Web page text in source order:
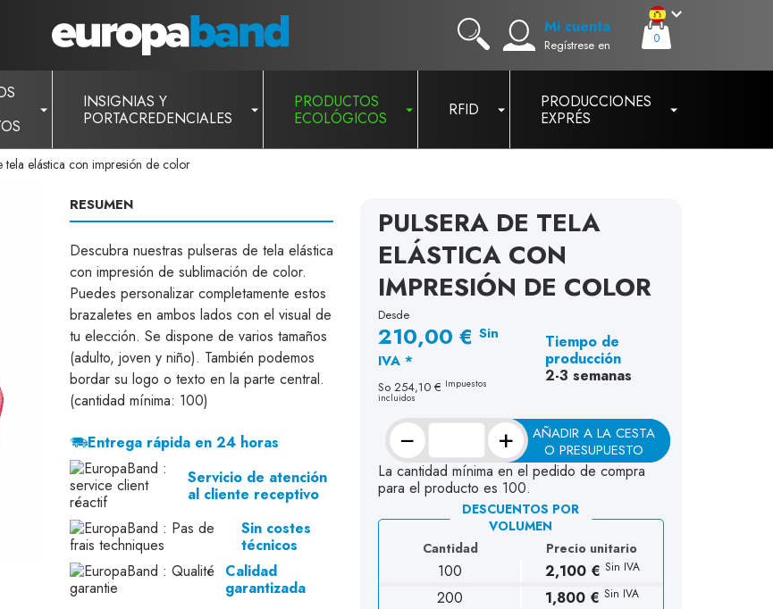
Mi cuenta
Regístrese en 0
INSIGNIAS Y
PORTACREDENCIALES
PRODUCTOS
ECOLÓGICOS
RFID
PRODUCCIONES
EXPRÉS
tela elástica con impresión de color
RESUMEN
Descubra nuestras pulseras de tela elástica
con impresión de sublimación de color.
Puedes personalizar completamente estos
brazaletes en ambos lados con el visual de
tu elección. Se dispone de varios tamaños
(adulto, joven y niño). También podemos
bordar su logo o texto en la parte central.
(cantidad mínima: 100)
Entrega rápida en 24 horas
Servicio de atención
al cliente receptivo
Sin costes
técnicos
Calidad
garantizada
PULSERA DE TELA
ELÁSTICA CON
IMPRESIÓN DE COLOR
Desde
210,00 € Sin
IVA *
So 254,10 € Impuestos
incluidos
Tiempo de
producción
2-3 semanas
− +
AÑADIR A LA CESTA
O PRESUPUESTO
La cantidad mínima en el pedido de compra
para el producto es 100.
DESCUENTOS POR
VOLUMEN
Cantidad
Precio unitario
100 2,100 € Sin IVA
200 1,800 € Sin IVA